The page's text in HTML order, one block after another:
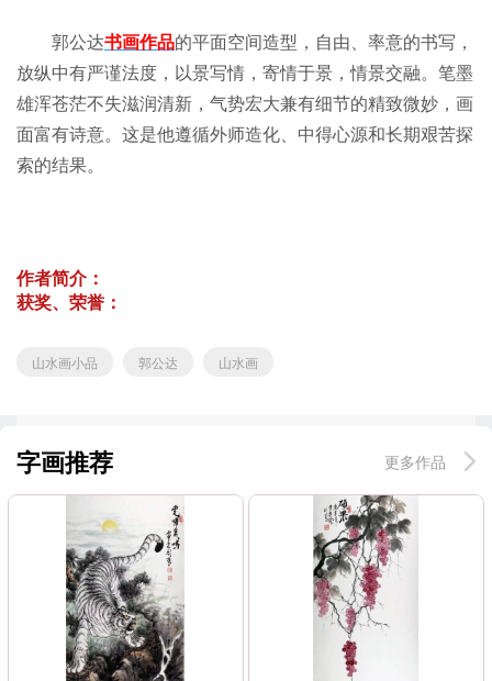
郭公达书画作品的平面空间造型，自由、率意的书写，
放纵中有严谨法度，以景写情，寄情于景，情景交融。笔墨
雄浑苍茫不失滋润清新，气势宏大兼有细节的精致微妙，画
面富有诗意。这是他遵循外师造化、中得心源和长期艰苦探
索的结果。
作者简介：
获奖、荣誉：
山水画小品 郭公达 山水画
字画推荐 更多作品